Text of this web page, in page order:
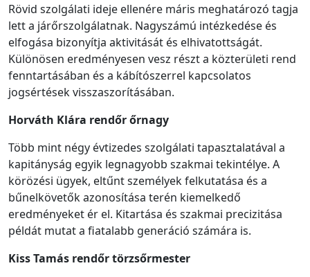
Rövid szolgálati ideje ellenére máris meghatározó tagja
lett a járőrszolgálatnak. Nagyszámú intézkedése és
elfogása bizonyítja aktivitását és elhivatottságát.
Különösen eredményesen vesz részt a közterületi rend
fenntartásában és a kábítószerrel kapcsolatos
jogsértések visszaszorításában.
Horváth Klára rendőrőrnagy
Több mint négy évtizedes szolgálati tapasztalatával a
kapitányság egyik legnagyobb szakmai tekintélye. A
körözési ügyek, eltűnt személyek felkutatása és a
bűnelkövetők azonosítása terén kiemelkedő
eredményeket ér el. Kitartása és szakmai precizitása
példát mutat a fiatalabb generáció számára is.
Kiss Tamás rendőrtörzsőrmester